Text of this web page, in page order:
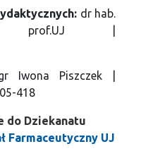
dr hab.
Iwona Piszczek |
418
do Dziekanatu
Farmaceutyczny UJ